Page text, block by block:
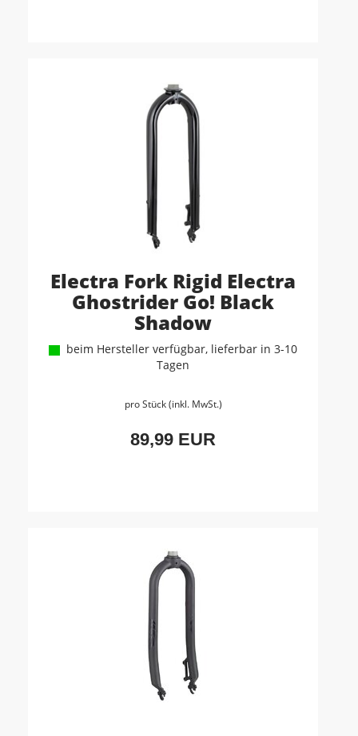
Electra Fork Rigid Electra
Ghostrider Go! Black
Shadow
beim Hersteller verfügbar, lieferbar in 3-10
Tagen
pro Stück (inkl. MwSt.)
89,99 EUR